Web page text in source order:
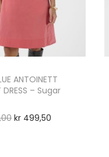
ANTOINETT
DRESS – Sugar
kr 499,50